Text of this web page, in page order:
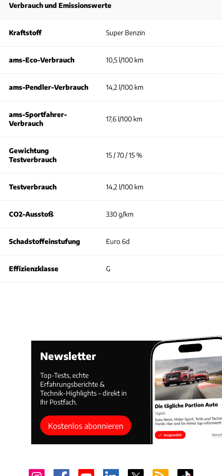
Verbrauch und Emissionswerte
Kraftstoff Super Benzin
ams-Eco-Verbrauch 10,5 l/100 km
ams-Pendler-Verbrauch 14,2 l/100 km
ams-Sportfahrer-
Verbrauch
17,6 l/100 km
Gewichtung
Testverbrauch
15 / 70 / 15 %
Testverbrauch 14,2 l/100 km
CO2-Ausstoß 330 g/km
Schadstoffeinstufung Euro 6d
Effizienzklasse G
Newsletter
Top-Tests, echte
Erfahrungsberichte &
Technik-Highlights – direkt in
Ihr Postfach.
Kostenlos abonnieren